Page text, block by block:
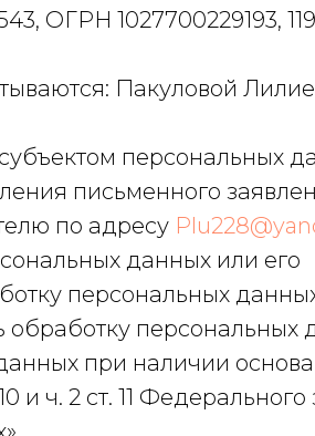
ОГРН 1027700229193,
Пакуловой
персональных
письменного
по адресу
данных или его
персональных
персональных
при наличии
и ч. 2 ст. 11